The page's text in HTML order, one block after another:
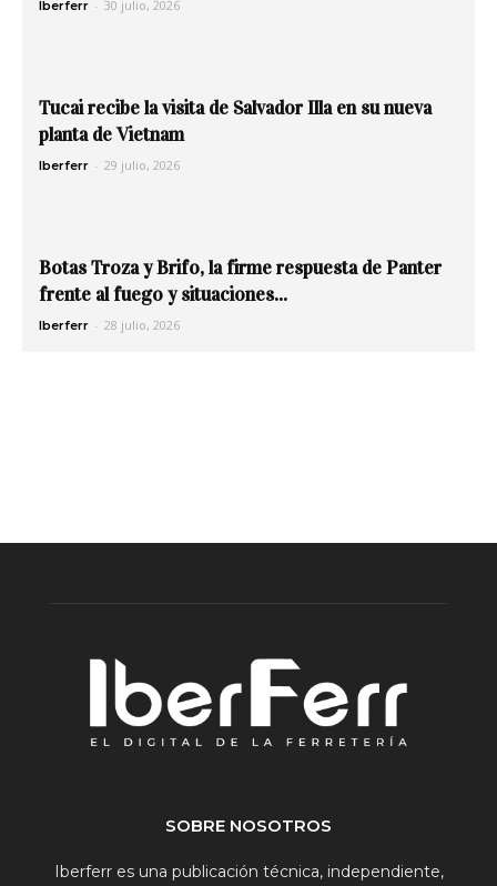
Iberferr - 30 julio, 2026
Tucai recibe la visita de Salvador Illa en su nueva
planta de Vietnam
Iberferr - 29 julio, 2026
Botas Troza y Brifo, la firme respuesta de Panter
frente al fuego y situaciones...
Iberferr - 28 julio, 2026
SOBRE NOSOTROS
Iberferr es una publicación técnica, independiente,